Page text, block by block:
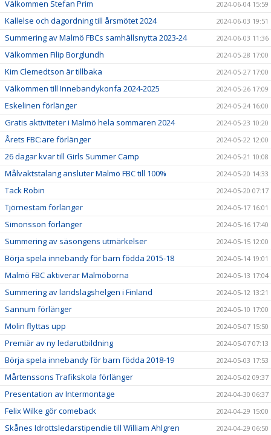
Välkommen Stefan Prim 2024-06-04 15:59
Kallelse och dagordning till årsmötet 2024 2024-06-03 19:51
Summering av Malmö FBCs samhällsnytta 2023-24 2024-06-03 11:36
Välkommen Filip Borglundh 2024-05-28 17:00
Kim Clemedtson är tillbaka 2024-05-27 17:00
Välkommen till Innebandykonfa 2024-2025 2024-05-26 17:09
Eskelinen förlänger 2024-05-24 16:00
Gratis aktiviteter i Malmö hela sommaren 2024 2024-05-23 10:20
Årets FBC:are förlänger 2024-05-22 12:00
26 dagar kvar till Girls Summer Camp 2024-05-21 10:08
Målvaktstalang ansluter Malmö FBC till 100% 2024-05-20 14:33
Tack Robin 2024-05-20 07:17
Tjörnestam förlänger 2024-05-17 16:01
Simonsson förlänger 2024-05-16 17:40
Summering av säsongens utmärkelser 2024-05-15 12:00
Börja spela innebandy för barn födda 2015-18 2024-05-14 19:01
Malmö FBC aktiverar Malmöborna 2024-05-13 17:04
Summering av landslagshelgen i Finland 2024-05-12 13:21
Sannum förlänger 2024-05-10 17:00
Molin flyttas upp 2024-05-07 15:50
Premiär av ny ledarutbildning 2024-05-07 07:13
Börja spela innebandy för barn födda 2018-19 2024-05-03 17:53
Mårtenssons Trafikskola förlänger 2024-05-02 09:37
Presentation av Intermontage 2024-04-30 06:37
Felix Wilke gör comeback 2024-04-29 15:00
Skånes Idrottsledarstipendie till William Ahlgren 2024-04-29 06:50